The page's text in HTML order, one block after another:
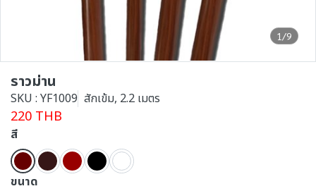
1/9
ราวม่าน
SKU : YF1009 สักเข้ม, 2.2 เมตร
220 THB
สี
ขนาด